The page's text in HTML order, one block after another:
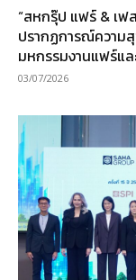
“สหกรุ๊ป แฟร์ & เฟ
ปรากฏการณ์ความ
มหกรรมงานแฟร์แ
03/07/2026